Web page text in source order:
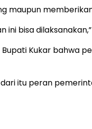
maupun
bisa
Kukar bahwa
itu peran